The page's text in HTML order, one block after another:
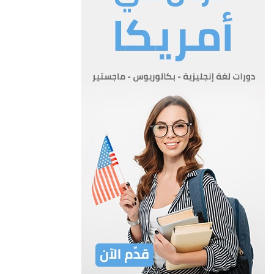
لا يجوز الا لبنك مرخص تعاطي الاعمال المصرفية في المملكة يصدر
الترخيص عن البنك المركزي وفقا لاحكام هذا القانون
لا يجوز اصدار الترخيص الا لشركة مساهمة عامة ، ولا تخضع فروع
فروع البنوك الاجنبية التي يرخص لها بالعمل في المملكة تعتبر البنوك
المرخص لها بتعاطي الاعمال المصرفية بعد نفاذ
هذا القانون بنوكا مرخصة بمقتضى هذا القانون.
على كل شركة ترغب في تعاطي الاعمال المصرفية في المملكة ان
تتقدم الى البنك المركزي بطلب ترخيص قبل قيامها بذلك. اذا
رغبت مجموعة من الاشخاص في تأليف شركة لتعاطي الاعمال
المصرفية في المملكة ، فعليها قبل تسجيل الشركة بمقتضى احكام